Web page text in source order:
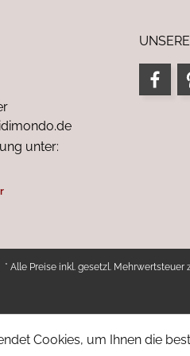
unter:
* Alle Preise inkl. gesetzl. Mehrwertsteuer
Cookies, um Ihnen die